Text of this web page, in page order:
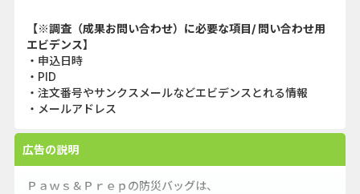
【※調査（成果お問い合わせ）に必要な項目/ 問い合わせ用
エビデンス】
・申込日時
・PID
・注文番号やサンクスメールなどエビデンスとれる情報
・メールアドレス
広告の説明
Ｐａｗｓ＆Ｐｒｅｐの防災バッグは、